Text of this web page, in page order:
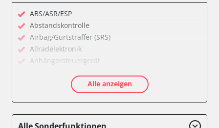
ABS/ASR/ESP
Abstandskontrolle
Airbag/Gurtstraffer (SRS)
Allradelektronik
Anhängersteuergerät
DifferentialsperreAlle anzeigen